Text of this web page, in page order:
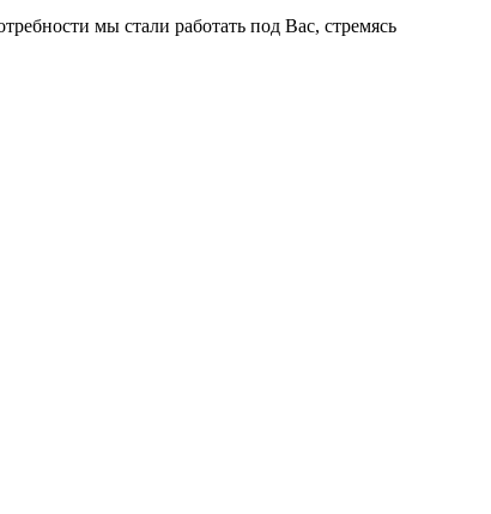
мы стали работать под Вас, стремясь